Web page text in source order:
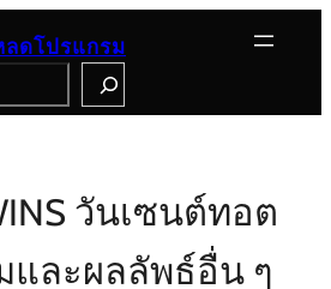
ลดโปรแกรม
วันเซนต์ทอต
และผลลัพธ์อื่น ๆ